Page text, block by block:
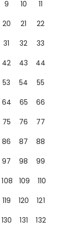
9 10
11
20 21
22
31 32
33
42 43
44
53 54
55
64 65
66
75 76
77
86 87
88
97 98
99
108 109
110
119 120
121
130 131
132